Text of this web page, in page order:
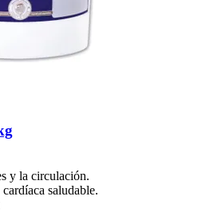
y la circulación.
saludable.